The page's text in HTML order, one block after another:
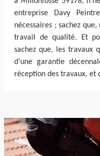
entreprise Davy
nécessaires ; sachez
travail de qualité. Et
sachez que, les travaux
d’une garantie
réception des travaux, et